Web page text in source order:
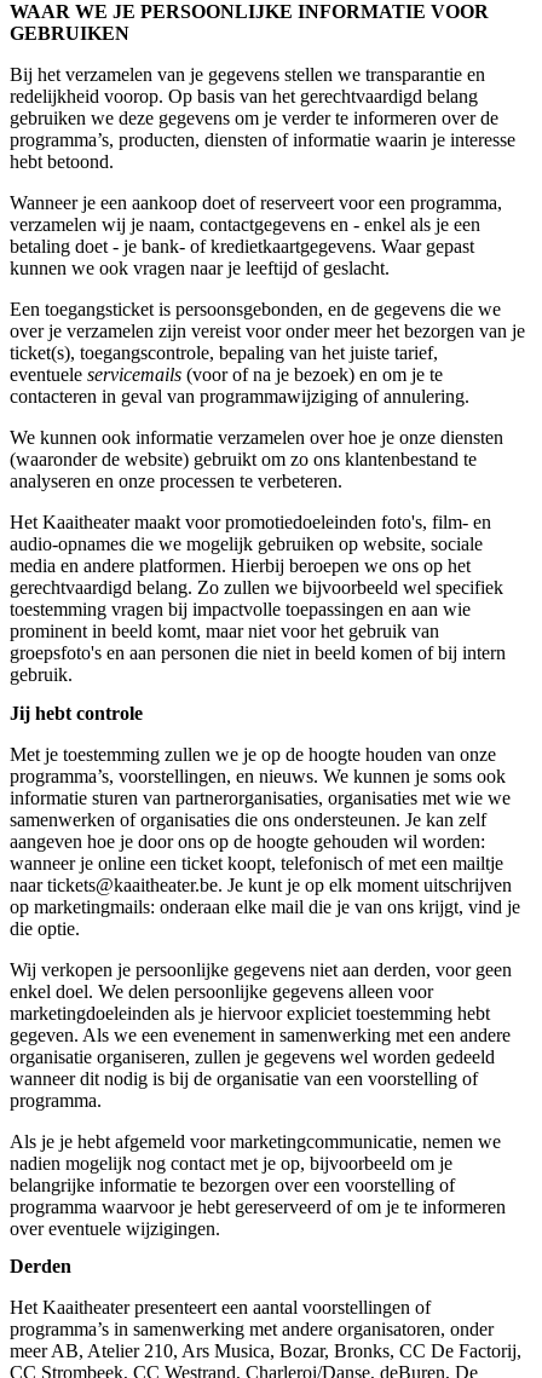
WAAR WE JE PERSOONLIJKE INFORMATIE VOOR
GEBRUIKEN
Bij het verzamelen van je gegevens stellen we transparantie en
redelijkheid voorop. Op basis van het gerechtvaardigd belang
gebruiken we deze gegevens om je verder te informeren over de
programma’s, producten, diensten of informatie waarin je interesse
hebt betoond.
Wanneer je een aankoop doet of reserveert voor een programma,
verzamelen wij je naam, contactgegevens en - enkel als je een
betaling doet - je bank- of kredietkaartgegevens. Waar gepast
kunnen we ook vragen naar je leeftijd of geslacht.
Een toegangsticket is persoonsgebonden, en de gegevens die we
over je verzamelen zijn vereist voor onder meer het bezorgen van je
ticket(s), toegangscontrole, bepaling van het juiste tarief,
eventuele servicemails (voor of na je bezoek) en om je te
contacteren in geval van programmawijziging of annulering.
We kunnen ook informatie verzamelen over hoe je onze diensten
(waaronder de website) gebruikt om zo ons klantenbestand te
analyseren en onze processen te verbeteren.
Het Kaaitheater maakt voor promotiedoeleinden foto's, film- en
audio-opnames die we mogelijk gebruiken op website, sociale
media en andere platformen. Hierbij beroepen we ons op het
gerechtvaardigd belang. Zo zullen we bijvoorbeeld wel specifiek
toestemming vragen bij impactvolle toepassingen en aan wie
prominent in beeld komt, maar niet voor het gebruik van
groepsfoto's en aan personen die niet in beeld komen of bij intern
gebruik.
Jij hebt controle
Met je toestemming zullen we je op de hoogte houden van onze
programma’s, voorstellingen, en nieuws. We kunnen je soms ook
informatie sturen van partnerorganisaties, organisaties met wie we
samenwerken of organisaties die ons ondersteunen. Je kan zelf
aangeven hoe je door ons op de hoogte gehouden wil worden:
wanneer je online een ticket koopt, telefonisch of met een mailtje
naartickets@kaaitheater.be. Je kunt je op elk moment uitschrijven
op marketingmails: onderaan elke mail die je van ons krijgt, vind je
die optie.
Wij verkopen je persoonlijke gegevens niet aan derden, voor geen
enkel doel. We delen persoonlijke gegevens alleen voor
marketingdoeleinden als je hiervoor expliciet toestemming hebt
gegeven. Als we een evenement in samenwerking met een andere
organisatie organiseren, zullen je gegevens wel worden gedeeld
wanneer dit nodig is bij de organisatie van een voorstelling of
programma.
Als je je hebt afgemeld voor marketingcommunicatie, nemen we
nadien mogelijk nog contact met je op, bijvoorbeeld om je
belangrijke informatie te bezorgen over een voorstelling of
programma waarvoor je hebt gereserveerd of om je te informeren
over eventuele wijzigingen.
Derden
Het Kaaitheater presenteert een aantal voorstellingen of
programma’s in samenwerking met andere organisatoren, onder
meer AB, Atelier 210, Ars Musica, Bozar, Bronks, CC De Factorij,
CC Strombeek, CC Westrand, Charleroi/Danse, deBuren, De